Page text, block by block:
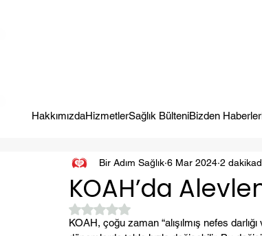
HakkımızdaHizmetlerSağlık BülteniBizden Haberler
KOAH’da
Bir Adım Sağlık 6 Mar 2024 2
5 üzerinden NaN yıldız
KOAH, çoğu zaman “alışılmış nefes